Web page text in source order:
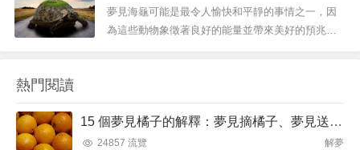
黑貓的所有含義！夢見黑貓自古以來，夢見黑貓就
與醜陋的事情聯繫在一起，人們一看到這種動物就
夢見海龜可能是最令人愉快和平靜的事情之一，因
為這些動物象徵著良好的能量並帶來美好的預兆。
有很多優點。至於海龜的形狀，它們是兩棲動物，
可以毫無問題地生活在水中或陸地上。它...
熱門閱讀
15 個夢見橘子的解釋：夢見摘橘子、夢見送橘子
24857 流覽 解夢